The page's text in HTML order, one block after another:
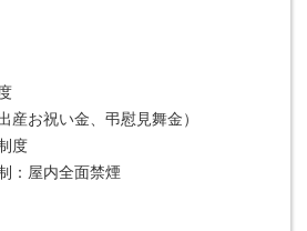
産お祝い金、弔慰見舞金）
度
：屋内全面禁煙